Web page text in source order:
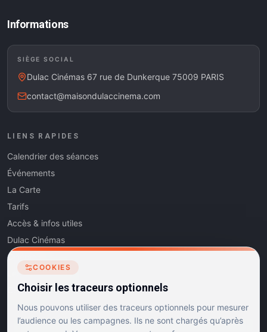
Informations
SIÈGE SOCIAL
Dulac Cinémas 67 rue de Dunkerque 75009 PARIS
contact@maisondulaccinema.com
LIENS RAPIDES
Calendrier des séances
Événements
La Carte
Tarifs
Accès & infos utiles
Dulac Cinémas
Cinéma5
Les Dits de l'Art
Contact
COOKIES
Choisir les traceurs optionnels
Nous pouvons utiliser des traceurs optionnels pour mesurer
l’audience ou les campagnes. Ils ne sont chargés qu’après